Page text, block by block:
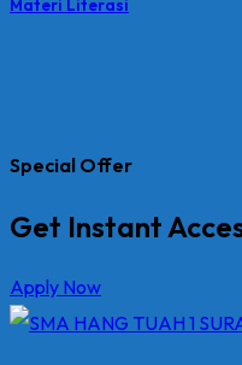
Materi Literasi
Special Offer
Get Instant
Apply Now